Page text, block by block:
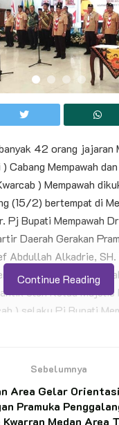
42 orang jajaran
) Cabang Mempawah
) Mempawah
(15/2) bertempat di
Pj Bupati Mempawah
Daerah Gerakan
Abdullah Alkadrie, SH.
Pramuka
oleh Ketua Majelis
) selaku Pj Bupati
dan berkonsultasi
dijalankan oleh
pemerintah
Continue Reading
Sebelumnya
Area Gelar
Pramuka
Kwarran Medan Area